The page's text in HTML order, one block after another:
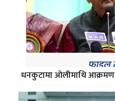
धनकुटामा ओलीमाथि आक्रमण